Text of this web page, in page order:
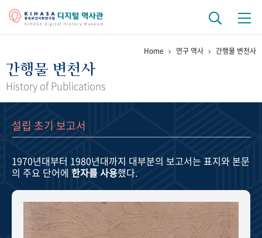
걸어온 길 기관 변천사
정책과 연구 키워드로 보는 연구 역사
연구자들
기록물 아카이브
사진 아카이브 문서 기록물 행정박물 영상 기록물
Home 연구 역사 간행물 변천사
간행물 변천사
History of Publications
설립 초기 보고서
1970년대부터 1980년대까지 대부분의 보고서는 표지와 본문
의 주요 단어에 한자를 사용했다.